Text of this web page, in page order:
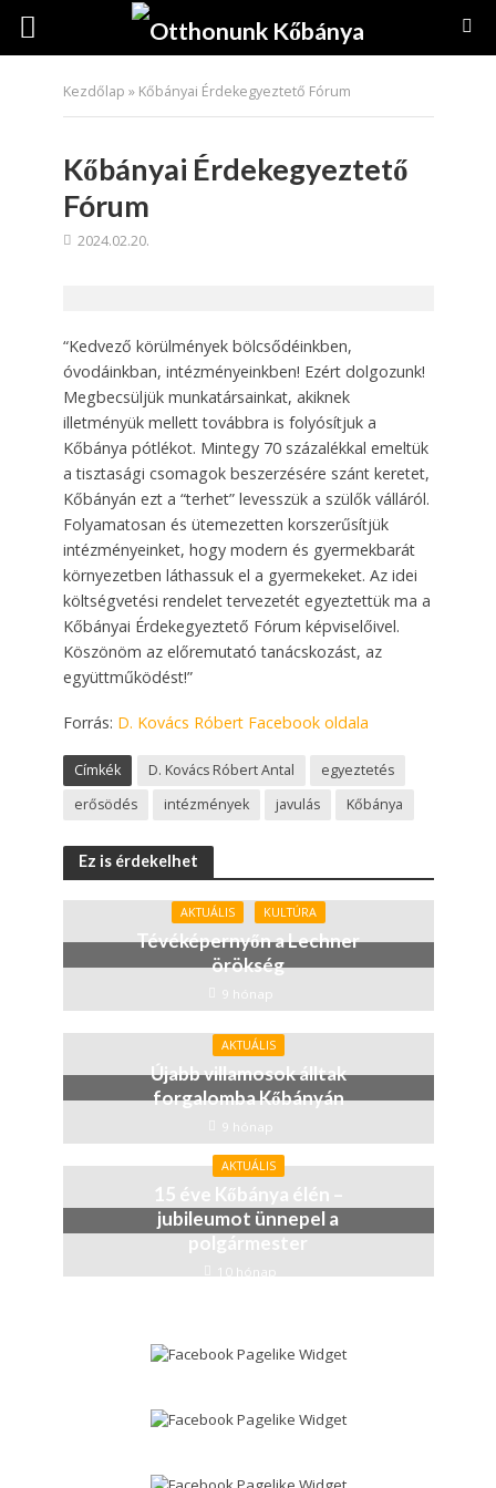
Kezdőlap » Kőbányai Érdekegyeztető Fórum
Kőbányai Érdekegyeztető
Fórum
2024.02.20.
“Kedvező körülmények bölcsődéinkben,
óvodáinkban, intézményeinkben! Ezért dolgozunk!
Megbecsüljük munkatársainkat, akiknek
illetményük mellett továbbra is folyósítjuk a
Kőbánya pótlékot. Mintegy 70 százalékkal emeltük
a tisztasági csomagok beszerzésére szánt keretet,
Kőbányán ezt a “terhet” levesszük a szülők válláról.
Folyamatosan és ütemezetten korszerűsítjük
intézményeinket, hogy modern és gyermekbarát
környezetben láthassuk el a gyermekeket. Az idei
költségvetési rendelet tervezetét egyeztettük ma a
Kőbányai Érdekegyeztető Fórum képviselőivel.
Köszönöm az előremutató tanácskozást, az
együttműködést!”
Forrás: D. Kovács Róbert Facebook oldala
Címkék D. Kovács Róbert Antal
egyeztetés
erősödés
intézmények javulás Kőbánya
Ez is érdekelhet
AKTUÁLIS KULTÚRA
Tévéképernyőn a Lechner
örökség
9 hónap
AKTUÁLIS
Újabb villamosok álltak
forgalomba Kőbányán
9 hónap
AKTUÁLIS
15 éve Kőbánya élén –
jubileumot ünnepel a
polgármester
10 hónap